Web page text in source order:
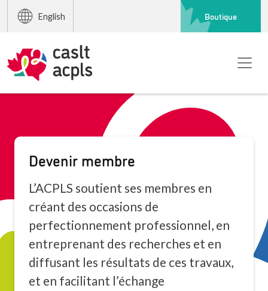
English Boutique
Devenir membre
L’ACPLS soutient ses membres en
créant des occasions de
perfectionnement professionnel, en
entreprenant des recherches et en
diffusant les résultats de ces travaux,
et en facilitant l’échange